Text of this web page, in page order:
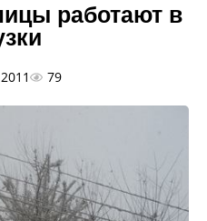
работают в
79